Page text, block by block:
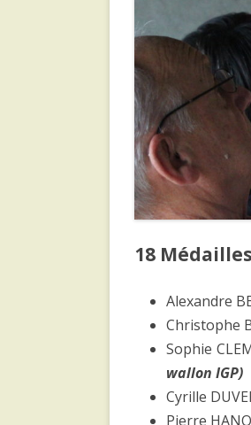
18
Alexandre
Christophe
Sophie
wallon IGP)
Cyrille
Pierre